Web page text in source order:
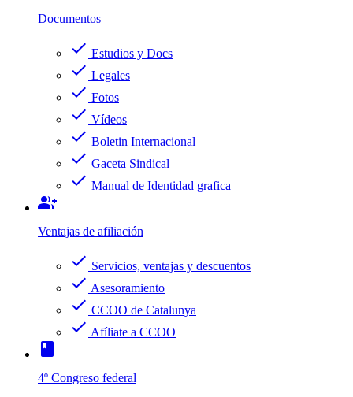
Documentos
check Estudios y Docs
check Legales
check Fotos
check Vídeos
check Boletin Internacional
check Gaceta Sindical
check Manual de Identidad grafica
group_add
Ventajas de afiliación
check Servicios, ventajas y descuentos
check Asesoramiento
check CCOO de Catalunya
check Afíliate a CCOO
book
4º Congreso federal